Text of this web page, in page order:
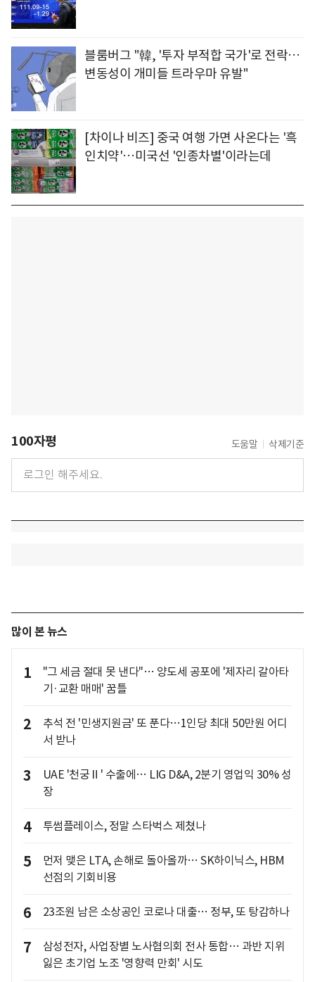
블룸버그 "韓, '투자 부적합 국가'로 전락…
변동성이 개미들 트라우마 유발"
[차이나 비즈] 중국 여행 가면 사온다는 '흑
인치약'…미국선 '인종차별'이라는데
100자평 도움말 삭제기준
많이 본 뉴스
1
"그 세금 절대 못 낸다"… 양도세 공포에 '제자리 갈아타
기·교환 매매' 꿈틀
2
추석 전 '민생지원금' 또 푼다…1인당 최대 50만원 어디
서 받나
3
UAE '천궁Ⅱ' 수출에… LIG D&A, 2분기 영업익 30% 성
장
4 투썸플레이스, 정말 스타벅스 제쳤나
5
먼저 맺은 LTA, 손해로 돌아올까… SK하이닉스, HBM
선점의 기회비용
6 23조원 남은 소상공인 코로나 대출… 정부, 또 탕감하나
7
삼성전자, 사업장별 노사협의회 전사 통합… 과반 지위
잃은 초기업 노조 '영향력 만회' 시도